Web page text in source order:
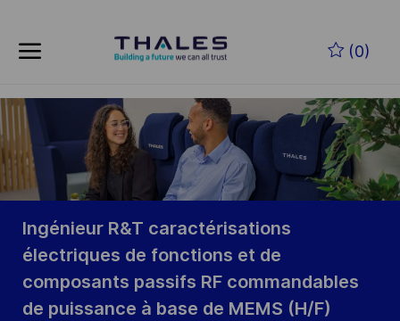
(0)
-
Ingénieur R&T caractérisations
électriques de fonctions et de
composants passifs RF commandables
de puissance à base de MEMS (H/F)